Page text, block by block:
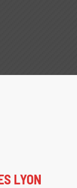
LYON